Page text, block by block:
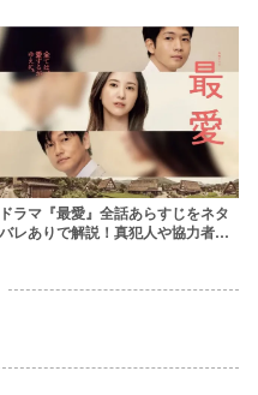
ドラマ『最愛』全話あらすじをネタ
バレありで解説！真犯人や協力者の